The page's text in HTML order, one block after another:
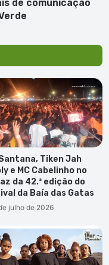
de comunicação
Tiken Jah
e MC Cabelinho no
da 42.ª edição do
da Baía das Gatas
julho de 2026